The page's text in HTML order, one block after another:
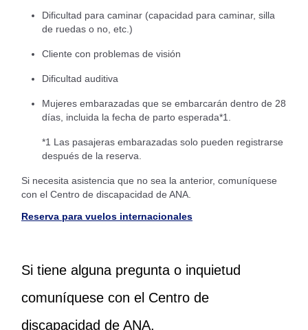
Dificultad para caminar (capacidad para caminar, silla
de ruedas o no, etc.)
Cliente con problemas de visión
Dificultad auditiva
Mujeres embarazadas que se embarcarán dentro de 28
días, incluida la fecha de parto esperada*1.
*1 Las pasajeras embarazadas solo pueden registrarse
después de la reserva.
Si necesita asistencia que no sea la anterior, comuníquese
con el Centro de discapacidad de ANA.
Reserva para vuelos internacionales
Si tiene alguna pregunta o inquietud
comuníquese con el Centro de
discapacidad de ANA.